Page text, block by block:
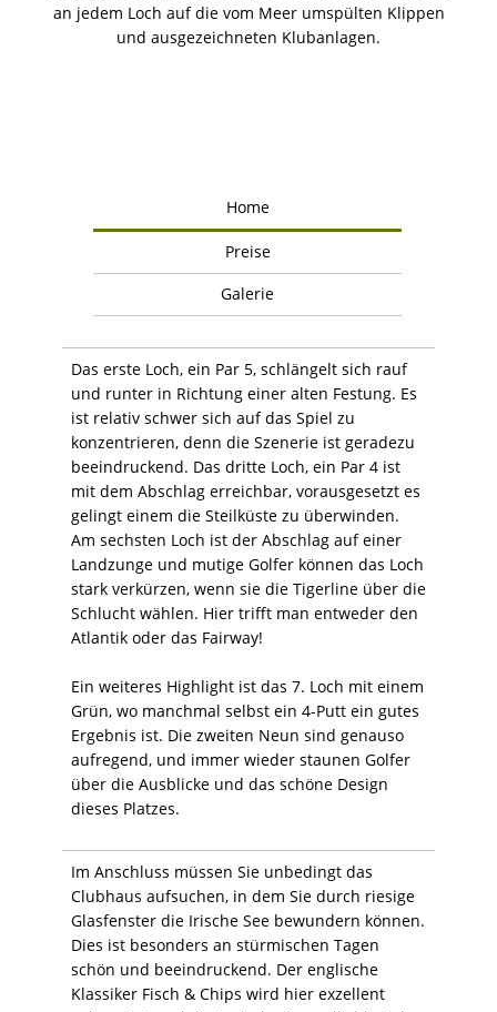
an jedem Loch auf die vom Meer umspülten Klippen
und ausgezeichneten Klubanlagen.
Home
Preise
Galerie
Das erste Loch, ein Par 5, schlängelt sich rauf
und runter in Richtung einer alten Festung. Es
ist relativ schwer sich auf das Spiel zu
konzentrieren, denn die Szenerie ist geradezu
beeindruckend. Das dritte Loch, ein Par 4 ist
mit dem Abschlag erreichbar, vorausgesetzt es
gelingt einem die Steilküste zu überwinden.
Am sechsten Loch ist der Abschlag auf einer
Landzunge und mutige Golfer können das Loch
stark verkürzen, wenn sie die Tigerline über die
Schlucht wählen. Hier trifft man entweder den
Atlantik oder das Fairway!
Ein weiteres Highlight ist das 7. Loch mit einem
Grün, wo manchmal selbst ein 4-Putt ein gutes
Ergebnis ist. Die zweiten Neun sind genauso
aufregend, und immer wieder staunen Golfer
über die Ausblicke und das schöne Design
dieses Platzes.
Im Anschluss müssen Sie unbedingt das
Clubhaus aufsuchen, in dem Sie durch riesige
Glasfenster die Irische See bewundern können.
Dies ist besonders an stürmischen Tagen
schön und beeindruckend. Der englische
Klassiker Fisch & Chips wird hier exzellent